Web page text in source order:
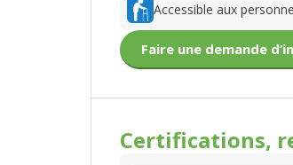
Accessible aux
Faire une demande
Certifications,